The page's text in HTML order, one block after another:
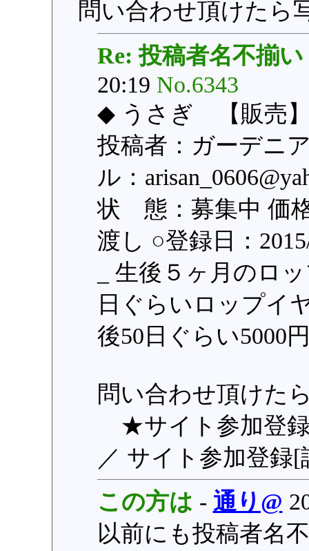
問い合わせ頂けたら
Re: 投稿者名不揃い
20:19 No.6343
◆ うさぎ 【販売】
投稿者：ガーデニ
ル：
状 態：募集中 価格
渡し ○登録日：
_ 生後５ヶ月のロ
日ぐらいロップイ
後50日ぐらい5000
問い合わせ頂けた
★サイト参加登録
／ サイト参加登録[
この方は - 通り@
以前にも投稿者名